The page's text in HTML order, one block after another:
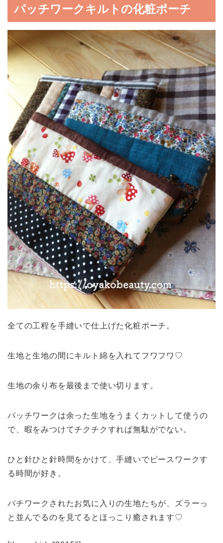
パッチワークキルトの化粧ポーチ
全ての工程を手縫いで仕上げた化粧ポーチ。
生地と生地の間にキルト綿を入れてフワフワ♡
生地の余り布を最後まで使い切ります。
パッチワークは余った生地をうまくカットして使うの
で、暇をみつけてチクチクすれば無駄がでない。
ひと針ひと針時間をかけて、手縫いでピースワークす
る時間が好き。
パチワークされたお気に入りの生地たちが、ズラーっ
と並んでるのを見てるとほっこり癒されます♡